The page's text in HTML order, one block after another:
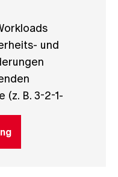
und
B. 3-2-1-